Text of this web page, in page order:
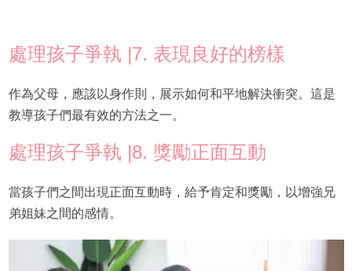
處理孩子爭執 |7. 表現良好的榜樣
作為父母，應該以身作則，展示如何和平地解決衝突。這是
教導孩子們最有效的方法之一。
處理孩子爭執 |8. 獎勵正面互動
當孩子們之間出現正面互動時，給予肯定和獎勵，以增強兄
弟姐妹之間的感情。